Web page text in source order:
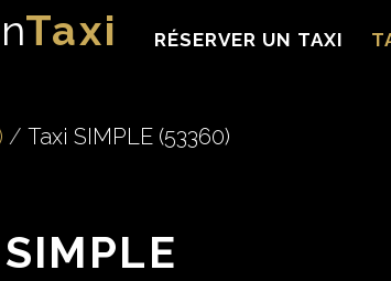
Taxi RÉSERVER UN TAXI
Taxi SIMPLE (53360)